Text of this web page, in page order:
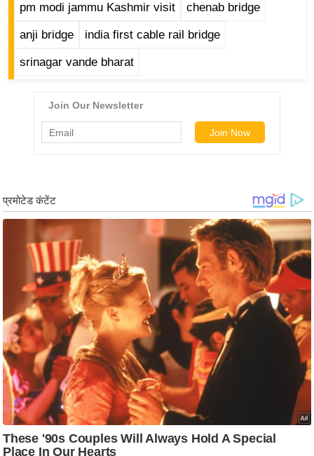
e
w
s
ला
स्टा
इ
ल
टे
क्नॉ
लॉ
जी
ब्यू
टी
pm modi jammu Kashmir visit chenab bridge
anji bridge india first cable rail bridge
srinagar vande bharat